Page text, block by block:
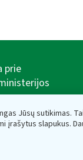
Jūsų sutikimas.
įrašytus slapukus.
prie
Lietuva,
adresas
ir